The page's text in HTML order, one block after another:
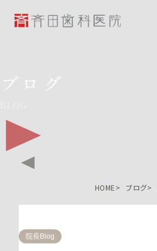
斉田歯科医院
ブログ
HOME ブログ
院長Blog